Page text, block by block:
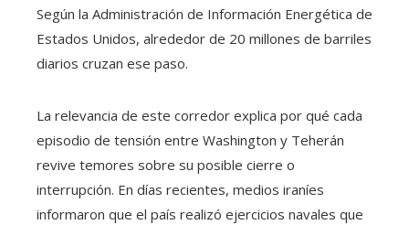
Según la Administración de Información Energética de
Estados Unidos, alrededor de 20 millones de barriles
diarios cruzan ese paso.
La relevancia de este corredor explica por qué cada
episodio de tensión entre Washington y Teherán
revive temores sobre su posible cierre o
interrupción. En días recientes, medios iraníes
informaron que el país realizó ejercicios navales que